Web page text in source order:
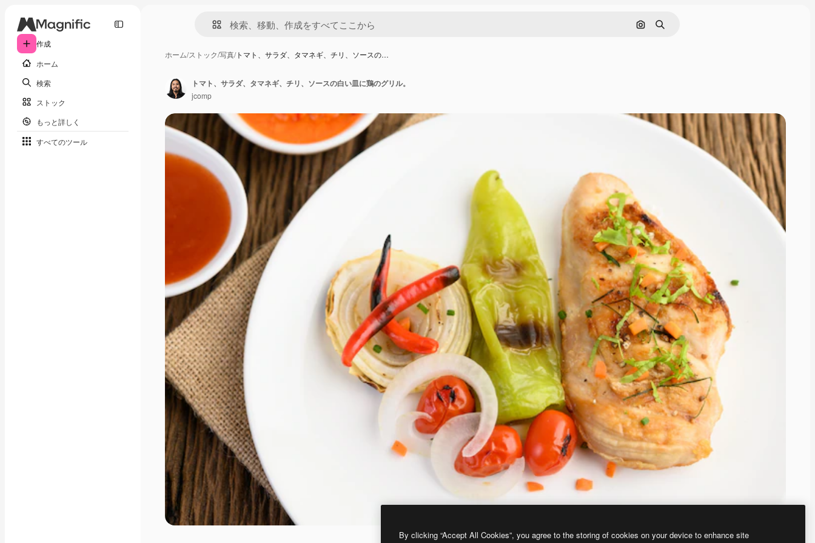
作成
ホーム
検索
ストック
もっと詳しく
すべてのツール
画像で検索
検索
ホーム/ストック/写真/トマト、サラダ、タマネギ、チリ、ソースの…
トマト、サラダ、タマネギ、チリ、ソースの白い皿に鶏のグリル。
jcomp
By clicking “Accept All Cookies”, you agree to the storing of cookies on your device to enhance site